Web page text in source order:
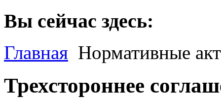
Вы сейчас здесь:
Главная Нормативные
Трехстороннее